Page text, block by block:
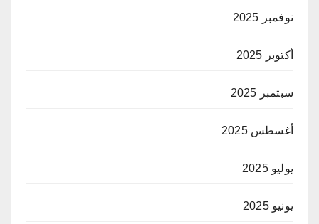
نوفمبر 2025
أكتوبر 2025
سبتمبر 2025
أغسطس 2025
يوليو 2025
يونيو 2025